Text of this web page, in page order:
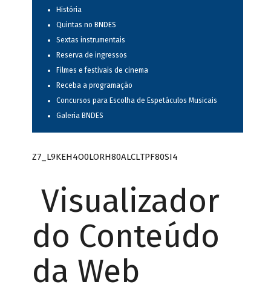
História
Quintas no BNDES
Sextas instrumentais
Reserva de ingressos
Filmes e festivais de cinema
Receba a programação
Concursos para Escolha de Espetáculos Musicais
Galeria BNDES
Z7_L9KEH4O0LORH80ALCLTPF80SI4
Visualizador
do Conteúdo
da Web